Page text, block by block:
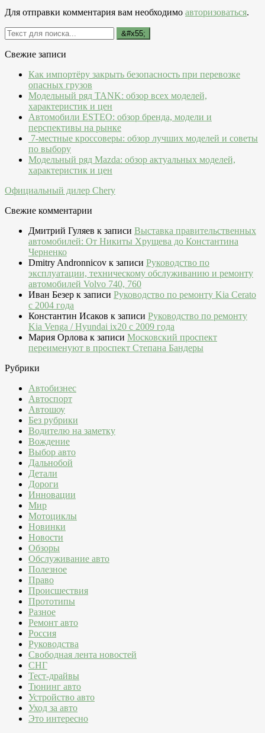
Для отправки комментария вам необходимо авторизоваться.
Свежие записи
Как импортёру закрыть безопасность при перевозке
опасных грузов
Модельный ряд TANK: обзор всех моделей,
характеристик и цен
Автомобили ESTEO: обзор бренда, модели и
перспективы на рынке
7-местные кроссоверы: обзор лучших моделей и советы
по выбору
Модельный ряд Mazda: обзор актуальных моделей,
характеристик и цен
Официальный дилер Chery
Свежие комментарии
Дмитрий Гуляев к записи Выставка правительственных
автомобилей: От Никиты Хрущева до Константина
Черненко
Dmitry Andronnicov к записи Руководство по
эксплуатации, техническому обслуживанию и ремонту
автомобилей Volvo 740, 760
Иван Безер к записи Руководство по ремонту Kia Cerato
c 2004 года
Константин Исаков к записи Руководство по ремонту
Kia Venga / Hyundai ix20 c 2009 года
Мария Орлова к записи Московский проспект
переименуют в проспект Степана Бандеры
Рубрики
Автобизнес
Автоспорт
Автошоу
Без рубрики
Водителю на заметку
Вождение
Выбор авто
Дальнобой
Детали
Дороги
Инновации
Мир
Мотоциклы
Новинки
Новости
Обзоры
Обслуживание авто
Полезное
Право
Происшествия
Прототипы
Разное
Ремонт авто
Россия
Руководства
Свободная лента новостей
СНГ
Тест-драйвы
Тюнинг авто
Устройство авто
Уход за авто
Это интересно